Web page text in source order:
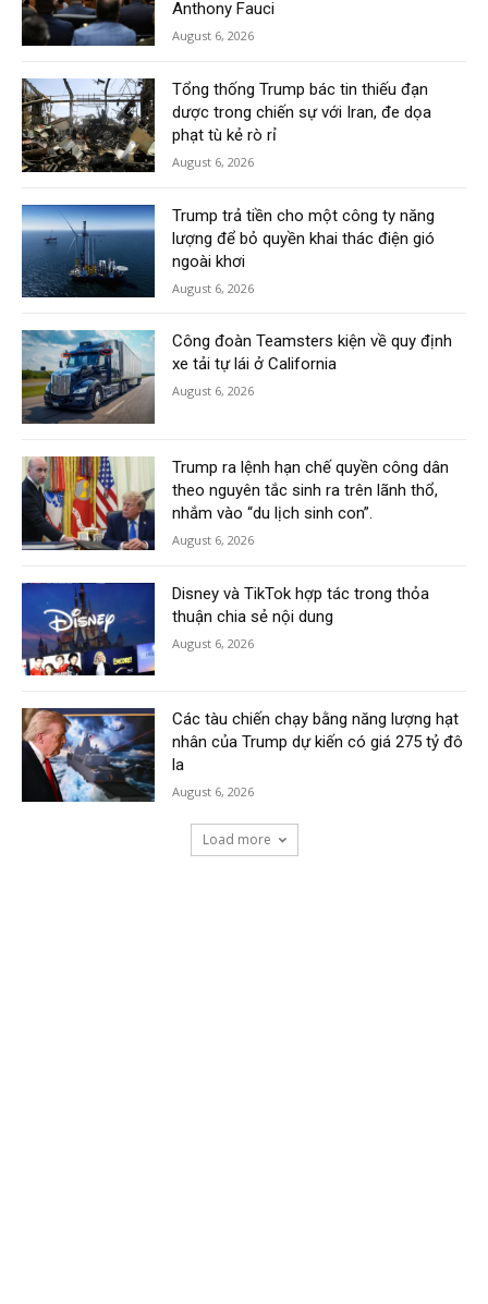
Anthony Fauci
August 6, 2026
Tổng thống Trump bác tin thiếu đạn
dược trong chiến sự với Iran, đe dọa
phạt tù kẻ rò rỉ
August 6, 2026
Trump trả tiền cho một công ty năng
lượng để bỏ quyền khai thác điện gió
ngoài khơi
August 6, 2026
Công đoàn Teamsters kiện về quy định
xe tải tự lái ở California
August 6, 2026
Trump ra lệnh hạn chế quyền công dân
theo nguyên tắc sinh ra trên lãnh thổ,
nhắm vào “du lịch sinh con”.
August 6, 2026
Disney và TikTok hợp tác trong thỏa
thuận chia sẻ nội dung
August 6, 2026
Các tàu chiến chạy bằng năng lượng hạt
nhân của Trump dự kiến có giá 275 tỷ đô
la
August 6, 2026
Load more